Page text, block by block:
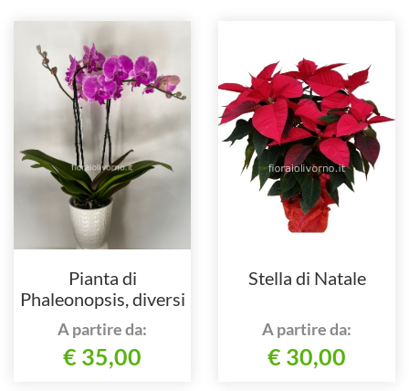
Pianta di
Phaleonopsis, diversi
colori a richiesta.
A partire da:
€ 35,00
Stella di Natale
A partire da:
€ 30,00